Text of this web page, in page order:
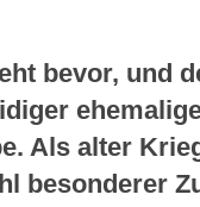
bevor, und
Als alter
besonderer